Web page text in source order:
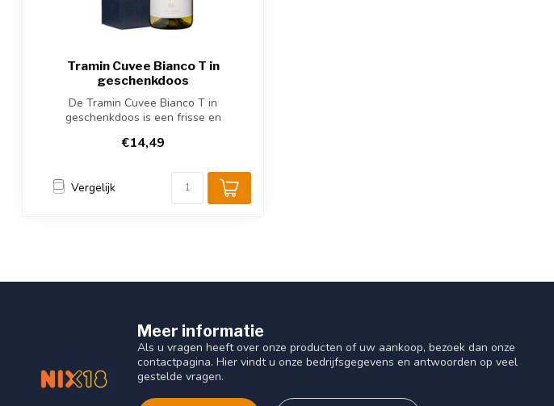
Tramin Cuvee Bianco T in
geschenkdoos
De Tramin Cuvee Bianco T in
geschenkdoos is een frisse en
€14,49
Vergelijk
Meer informatie
Als u vragen heeft over onze producten of uw aankoop, bezoek dan onze
contactpagina. Hier vindt u onze bedrijfsgegevens en antwoorden op veel
gestelde vragen.